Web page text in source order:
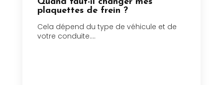
plaquettes de frein ?
Cela dépend du type de véhicule et de
votre conduite....